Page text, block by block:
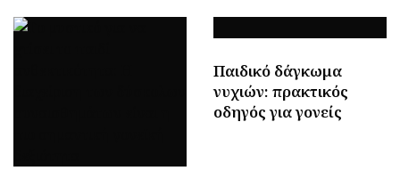
Παιδικό δάγκωμα
νυχιών: πρακτικός
οδηγός για γονείς